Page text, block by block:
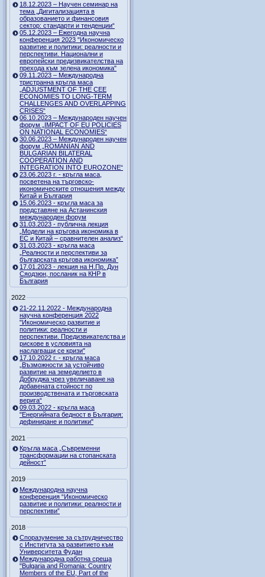
18.12.2023 – Научен семинар на
тема „Дигитализацията в
образованието и финансовия
сектор: стандарти и тенденции“
05.12.2023 – Ежегодна научна
конференция 2023 "Икономическо
развитие и политики: реалности и
перспективи. Национални и
европейски предизвикателства на
прехода към зелена икономика"
09.11.2023 – Международна
тристранна кръгла маса
„ADJUSTMENT OF THE CEE
ECONOMIES TO LONG-TERM
CHALLENGES AND OVERLAPPING
CRISES“
06.10.2023 – Международен научен
форум „IMPACT OF EU POLICIES
ON NATIONAL ECONOMIES“
30.06.2023 – Международен научен
форум „ROMANIAN AND
BULGARIAN BILATERAL
COOPERATION AND
INTEGRATION INTO EUROZONE“
23.06.2023 г. - кръгла маса,
посветена на търговско-
икономическите отношения между
Китай и България
15.06.2023 - кръгла маса за
представяне на Астанинския
международен форум
31.03.2023 - публична лекция
„Модели на кръгова икономика в
ЕС и Китай – сравнителен анализ“
31.03.2023 - кръгла маса
„Реалности и перспективи за
българската кръгова икономика”
17.01.2023 - лекция на Н.Пр. Дун
Сяодзюн, посланик на КНР в
България
2022
21-22.11.2022 - Международна
научна конференция 2022
"Икономическо развитие и
политики: реалности и
перспективи. Предизвикателства и
рискове в условията на
наслагващи се кризи"
17.10.2022 г. - кръгла маса
„Възможности за устойчиво
развитие на земеделието в
Добруджа чрез увеличаване на
добавената стойност по
производствената и търговската
верига“
09.03.2022 - кръгла маса
"Енергийната бедност в България:
дефиниране и политики"
2021
Кръгла маса „Съвременни
трансформации на стопанската
дейност”
2019
Международна научна
конференция “Икономическо
развитие и политики: реалности и
перспективи”
2018
Споразумение за сътрудничество
с Института за развитието към
Университета Фудан
Международна работна среща
"Bulgaria and Romania: Country
Members of the EU, Part of the